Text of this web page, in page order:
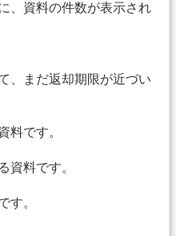
、資料の件数が表示され
、まだ返却期限が近づい
料です。
資料です。
す。